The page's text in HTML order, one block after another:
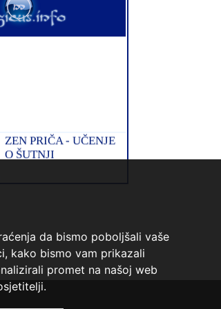
da bismo poboljšali vaše
kako bismo vam prikazali
promet na našoj web
je zauzet
anđeoski i ljubavni tarot,
promjena mudrosti, rune,
amajlija